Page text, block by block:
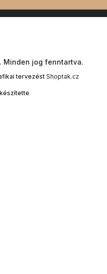
. Minden jog fenntartva.
tervezést Shoptak.cz